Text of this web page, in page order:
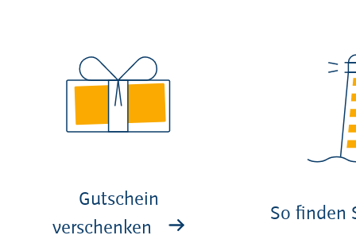
Gutschein
verschenken
So finden